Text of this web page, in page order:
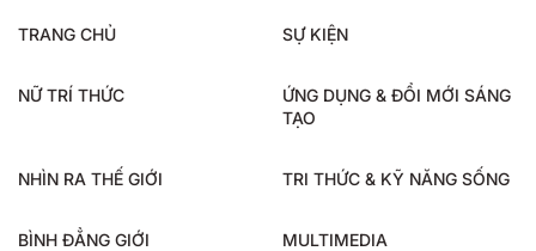
TRANG CHỦ SỰ KIỆN
NỮ TRÍ THỨC
ỨNG DỤNG & ĐỔI MỚI SÁNG
TẠO
NHÌN RA THẾ GIỚI TRI THỨC & KỸ NĂNG SỐNG
BÌNH ĐẲNG GIỚI MULTIMEDIA